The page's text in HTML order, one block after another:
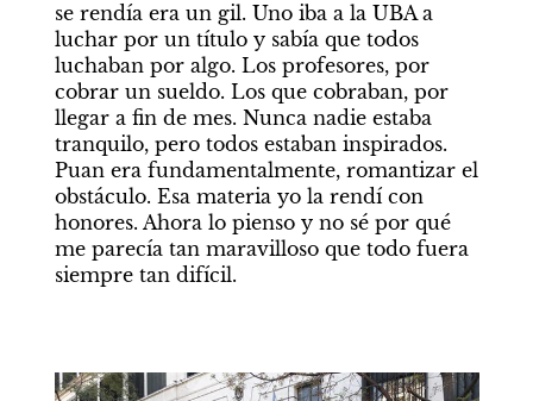
se rendía era un gil. Uno iba a la UBA a
luchar por un título y sabía que todos
luchaban por algo. Los profesores, por
cobrar un sueldo. Los que cobraban, por
llegar a fin de mes. Nunca nadie estaba
tranquilo, pero todos estaban inspirados.
Puan era fundamentalmente, romantizar el
obstáculo. Esa materia yo la rendí con
honores. Ahora lo pienso y no sé por qué
me parecía tan maravilloso que todo fuera
siempre tan difícil.